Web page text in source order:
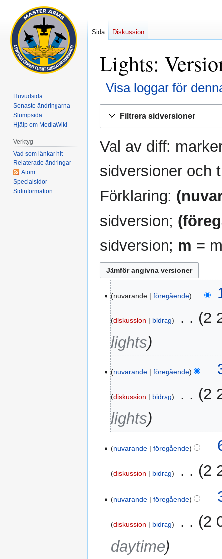
Lights:
Visa loggar för
Filtrera sidversioner
Val av diff:
sidversioner och
Förklaring:
sidversion;
sidversion; m =
september
2024
nuvarande föregående
diskussion bidrag
2
lights
augusti
2024
nuvarande föregående
diskussion bidrag
2
lights
december
nuvarande föregående
diskussion bidrag 2
n
e
r
e
november
nuvarande föregående
diskussion bidrag
2
daytime
Sida Diskussion
Huvudsida
Senaste ändringarna
Slumpsida
Hjälp om MediaWiki
Verktyg
Vad som länkar hit
Relaterade ändringar
Atom
Specialsidor
Sidinformation